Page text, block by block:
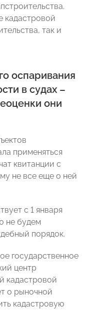
кадастровой
так и
оспаривания
в судах –
они
применяться
квитанции с
не все еще о ней
с 1 января
не будем
порядок.
государственное
центр
кадастровой
о рыночной
кадастровую